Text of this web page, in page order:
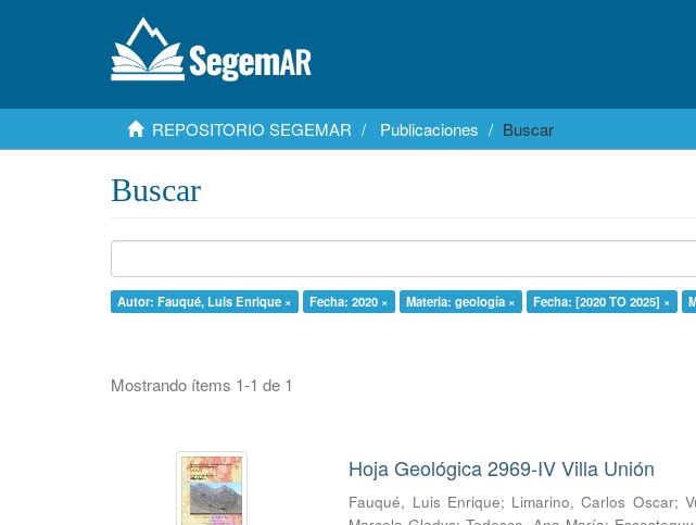
REPOSITORIO SEGEMAR Publicaciones Buscar
Buscar
Autor: Fauqué, Luis Enrique × Fecha: 2020 × Materia: geología × Fecha: [2020 TO 2025] ×
Mostrando ítems 1-1 de 1
Hoja Geológica 2969-IV Villa Unión
Fauqué, Luis Enrique; Limarino, Carlos Oscar;